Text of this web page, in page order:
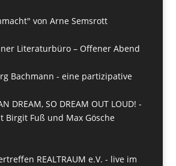
von Arne Semsrott
Literaturbüro – Offener Abend
Bachmann - eine partizipative
DREAM, SO DREAM OUT LOUD! -
Birgit Fuß und Max Gösche
REALTRAUM e.V. - live im